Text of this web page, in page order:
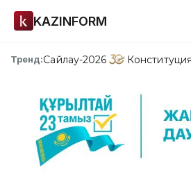
KAZINFORM
Тренд:Сайлау-2026